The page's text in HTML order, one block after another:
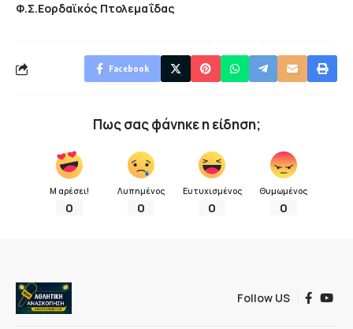
Φ.Σ.Εορδαϊκός Πτολεμαΐδας
Facebook
Πως σας φάνηκε η είδηση;
Μ αρέσει!
0
Λυπημένος
0
Ευτυχισμένος
0
Θυμωμένος
0
Follow US